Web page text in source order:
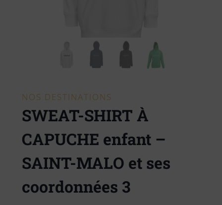
NOS DESTINATIONS
SWEAT-SHIRT À
CAPUCHE enfant –
SAINT-MALO et ses
coordonnées 3